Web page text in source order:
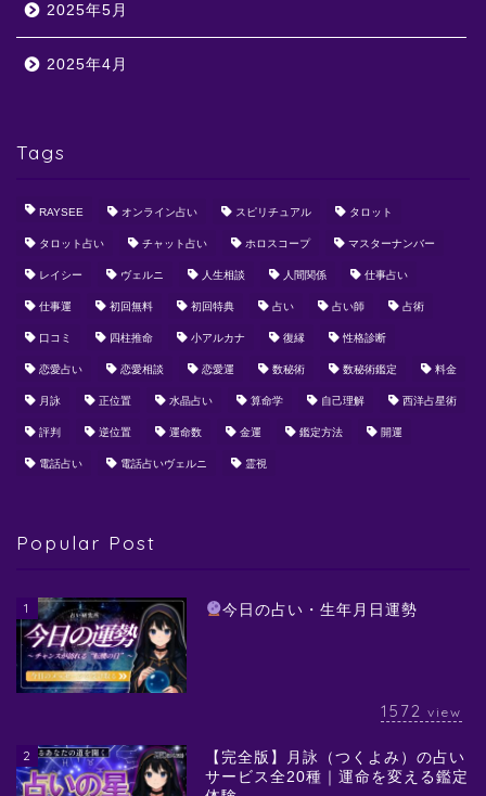
2025年5月
2025年4月
Tags
RAYSEE オンライン占い スピリチュアル タロット
タロット占い チャット占い ホロスコープ マスターナンバー
レイシー ヴェルニ 人生相談 人間関係 仕事占い
仕事運 初回無料 初回特典 占い 占い師 占術
口コミ 四柱推命 小アルカナ 復縁 性格診断
恋愛占い 恋愛相談 恋愛運 数秘術 数秘術鑑定 料金
月詠 正位置 水晶占い 算命学 自己理解 西洋占星術
評判 逆位置 運命数 金運 鑑定方法 開運
電話占い 電話占いヴェルニ 霊視
Popular Post
1 今日の占い・生年月日運勢
1572 view
2
【完全版】月詠（つくよみ）の占い
サービス全20種｜運命を変える鑑定